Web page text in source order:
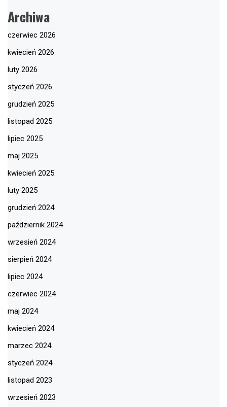
Archiwa
czerwiec 2026
kwiecień 2026
luty 2026
styczeń 2026
grudzień 2025
listopad 2025
lipiec 2025
maj 2025
kwiecień 2025
luty 2025
grudzień 2024
październik 2024
wrzesień 2024
sierpień 2024
lipiec 2024
czerwiec 2024
maj 2024
kwiecień 2024
marzec 2024
styczeń 2024
listopad 2023
wrzesień 2023